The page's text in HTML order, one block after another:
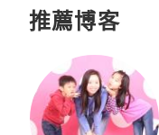
推薦博客